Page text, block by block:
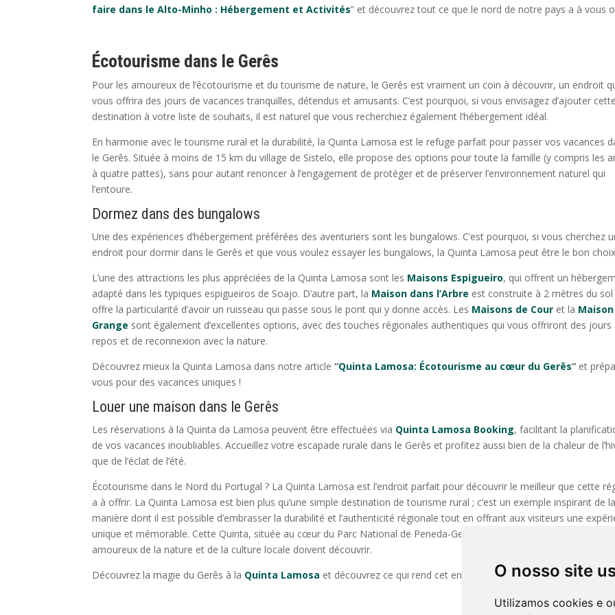
O nosso site
Utilizamos cookies e
faire dans le Alto-Minho : Hébergement et Activités” et découvrez tout ce que le nord de notre pays a à vous
Écotourisme dans le Gerês
Pour les amoureux de l’écotourisme et du tourisme de nature, le Gerês est vraiment un coin à découvrir, un endroit
vous offrira des jours de vacances tranquilles, détendus et amusants. C’est pourquoi, si vous envisagez d’ajouter cette
destination à votre liste de souhaits, il est naturel que vous recherchiez également l’hébergement idéal.
En harmonie avec le tourisme rural et la durabilité, la Quinta Lamosa est le refuge parfait pour passer vos vacances
le Gerês. Située à moins de 15 km du village de Sistelo, elle propose des options pour toute la famille (y compris les
à quatre pattes), sans pour autant renoncer à l’engagement de protéger et de préserver l’environnement naturel qui
l’entoure.
Dormez dans des bungalows
Une des expériences d’hébergement préférées des aventuriers sont les bungalows. C’est pourquoi, si vous cherchez
endroit pour dormir dans le Gerês et que vous voulez essayer les bungalows, la Quinta Lamosa peut être le bon
L’une des attractions les plus appréciées de la Quinta Lamosa sont les Maisons Espigueiro, qui offrent un
adapté dans les typiques espigueiros de Soajo. D’autre part, la Maison dans l’Arbre est construite à 2 mètres du
offre la particularité d’avoir un ruisseau qui passe sous le pont qui y donne accès. Les Maisons de Cour et la Maison
Grange sont également d’excellentes options, avec des touches régionales authentiques qui vous offriront des jours
repos et de reconnexion avec la nature.
Découvrez mieux la Quinta Lamosa dans notre article“Quinta Lamosa: Écotourisme au cœur du Gerês“ et
vous pour des vacances uniques !
Louer une maison dans le Gerês
Les réservations à la Quinta da Lamosa peuvent être effectuées via Quinta Lamosa Booking, facilitant la
de vos vacances inoubliables. Accueillez votre escapade rurale dans le Gerês et profitez aussi bien de la chaleur de
que de l’éclat de l’été.
Écotourisme dans le Nord du Portugal ? La Quinta Lamosa est l’endroit parfait pour découvrir le meilleur que cette
a à offrir. La Quinta Lamosa est bien plus qu’une simple destination de tourisme rural ; c’est un exemple inspirant de la
manière dont il est possible d’embrasser la durabilité et l’authenticité régionale tout en offrant aux visiteurs une
unique et mémorable. Cette Quinta, située au cœur du Parc National de Peneda-Gerês, est un refuge que tous les
amoureux de la nature et de la culture locale doivent découvrir.
Découvrez la magie du Gerês à la Quinta Lamosa et découvrez ce qui rend cet endroit si spécial !